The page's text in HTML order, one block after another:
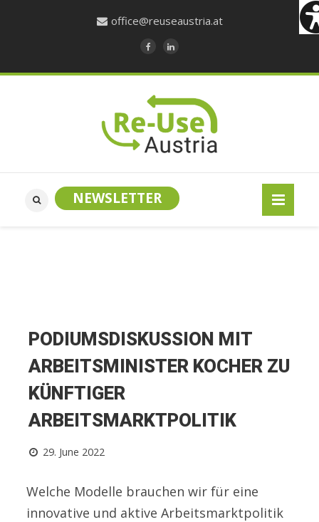
office@reuseaustria.at
NEWSLETTER
PODIUMSDISKUSSION MIT
ARBEITSMINISTER KOCHER ZU
KÜNFTIGER
ARBEITSMARKTPOLITIK
29. June 2022
Welche Modelle brauchen wir für eine
innovative und aktive Arbeitsmarktpolitik